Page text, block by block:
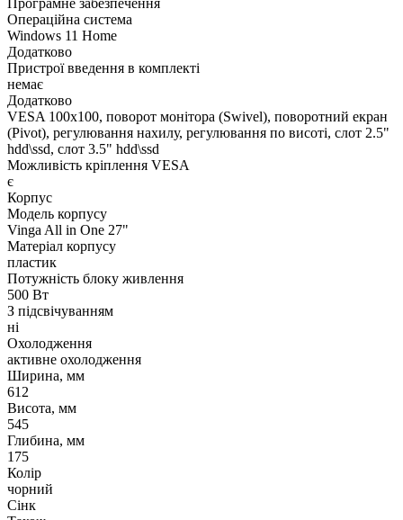
Програмне забезпечення
Операційна система
Windows 11 Home
Додатково
Пристрої введення в комплекті
немає
Додатково
VESA 100x100, поворот монітора (Swivel), поворотний екран
(Pivot), регулювання нахилу, регулювання по висоті, слот 2.5"
hdd\ssd, слот 3.5" hdd\ssd
Можливість кріплення VESA
є
Корпус
Модель корпусу
Vinga All in One 27"
Матеріал корпусу
пластик
Потужність блоку живлення
500 Вт
З підсвічуванням
ні
Охолодження
активне охолодження
Ширина, мм
612
Висота, мм
545
Глибина, мм
175
Колір
чорний
Сінк